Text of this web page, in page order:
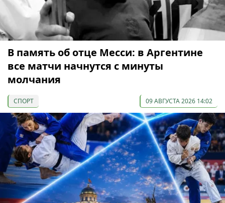
В память об отце Месси: в Аргентине
все матчи начнутся с минуты
молчания
СПОРТ 09 АВГУСТА 2026 14:02